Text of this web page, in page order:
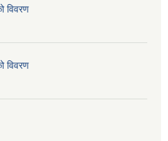
विवरण
विवरण